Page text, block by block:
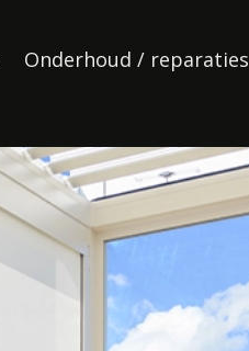
Onderhoud / reparaties